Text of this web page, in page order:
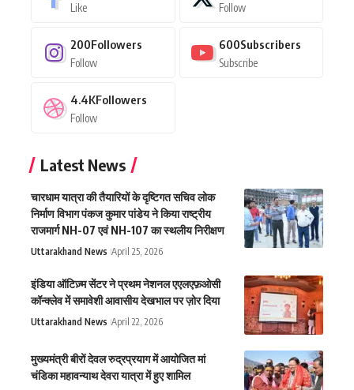
Like Follow
200Followers
Follow
600Subscribers
Subscribe
4.4KFollowers
Follow
Latest News
चारधाम यात्रा की तैयारियों के दृष्टिगत सचिव लोक
निर्माण विभाग पंकज कुमार पांडेय ने किया राष्ट्रीय
राजमार्ग NH-07 एवं NH-107 का स्थलीय निरीक्षण
Uttarakhand News April 25, 2026
इंडिया ऑटिज़्म सेंटर ने प्रथम नेशनल एएलएफ़ओसी
कॉन्क्लेव में समावेशी आवासीय देखभाल पर ज़ोर दिया
Uttarakhand News April 22, 2026
मुख्यमंत्री बीरों देवल रुद्रप्रयाग में आयोजित मां
चंडिका महावन्याथ देवरा यात्रा में हुए शामिल